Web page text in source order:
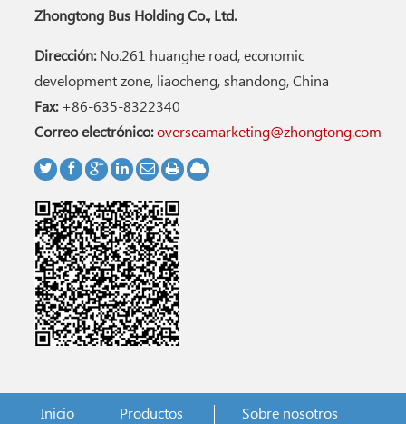
Zhongtong Bus Holding Co., Ltd.
Dirección:No.261 huanghe road, economic
development zone, liaocheng, shandong, China
Fax:+86-635-8322340
Correo electrónico:overseamarketing@zhongtong.com
Inicio Productos Sobre nosotros